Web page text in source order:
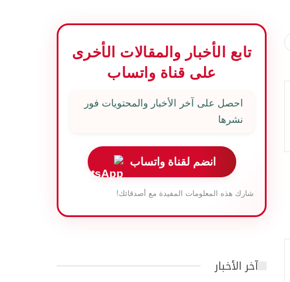
تابع الأخبار والمقالات الأخرى
على قناة واتساب
احصل على آخر الأخبار والمحتويات فور
نشرها
انضم لقناة واتساب
شارك هذه المعلومات المفيدة مع أصدقائك!
آخر الأخبار